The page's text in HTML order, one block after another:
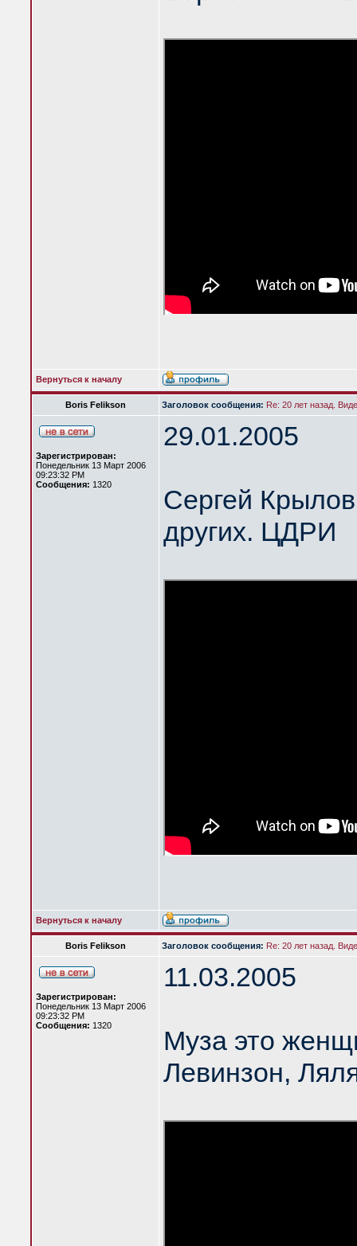
Вернуться к началу
Boris Felikson Заголовок сообщения: Re: 20 лет назад.
Зарегистрирован:
Понедельник 13 Март 2006
09:23:32 PM
Сообщения: 1320
29.01.2005
Сергей
других. ЦДРИ
Вернуться к началу
Boris Felikson Заголовок сообщения: Re: 20 лет назад.
Зарегистрирован:
Понедельник 13 Март 2006
09:23:32 PM
Сообщения: 1320
11.03.2005
Муза это
Левинзон,